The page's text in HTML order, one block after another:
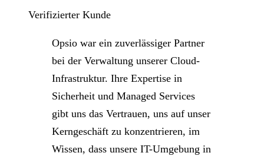
Verifizierter Kunde
Opsio war ein zuverlässiger Partner
bei der Verwaltung unserer Cloud-
Infrastruktur. Ihre Expertise in
Sicherheit und Managed Services
gibt uns das Vertrauen, uns auf unser
Kerngeschäft zu konzentrieren, im
Wissen, dass unsere IT-Umgebung in